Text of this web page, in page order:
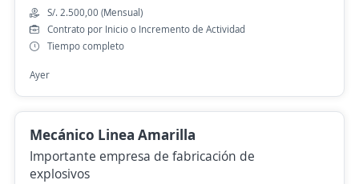
S/. 2.500,00 (Mensual)
Contrato por Inicio o Incremento de Actividad
Tiempo completo
Ayer
Mecánico Linea Amarilla
Importante empresa de fabricación de
explosivos